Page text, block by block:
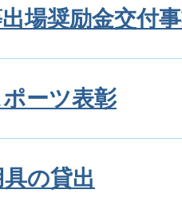
場奨励金交付
ーツ表彰
の貸出